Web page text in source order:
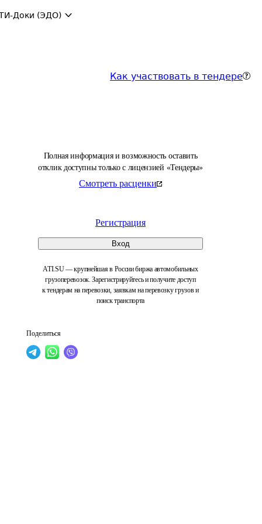
Доки (ЭДО)
Как участвовать в тендере
Полная информация и возможность оставить
отклик доступны только с лицензией «Тендеры»
Смотреть расценки
Регистрация
Вход
ATI.SU — крупнейшая в России биржа автомобильных
грузоперевозок. Зарегистрируйтесь и получите доступ
к тендерам на перевозки, заявкам на перевозку грузов и
поиск транспорта
Поделиться